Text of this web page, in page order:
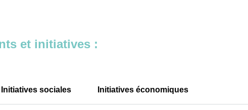
et initiatives :
Initiatives sociales Initiatives économiques